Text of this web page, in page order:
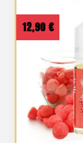
12,90 €